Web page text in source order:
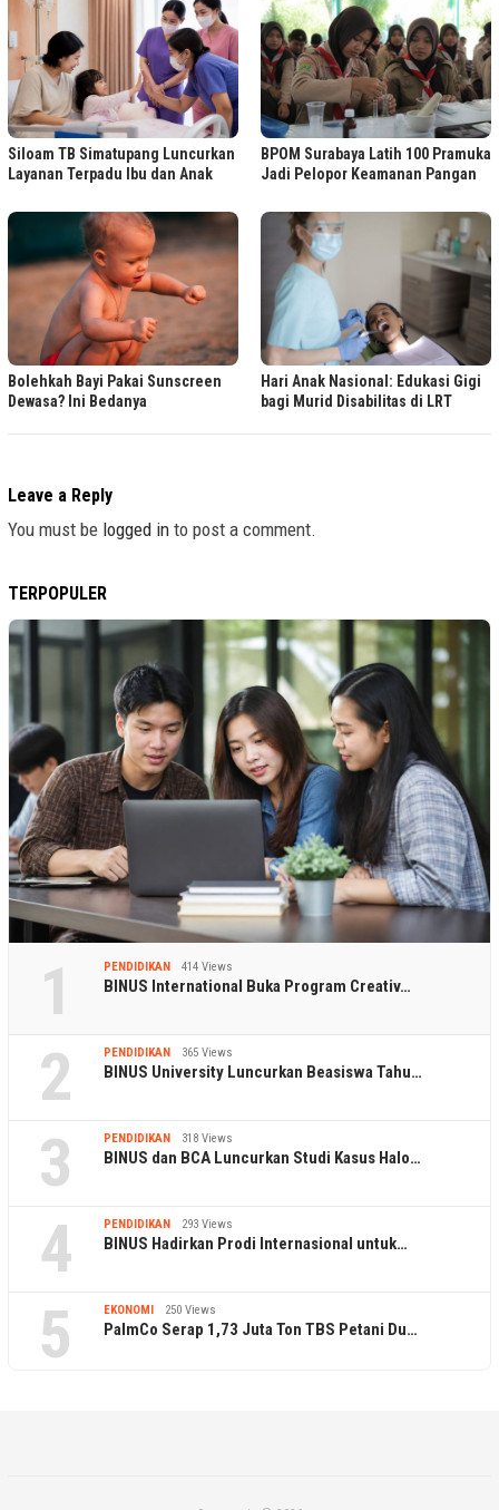
Siloam TB Simatupang Luncurkan
Layanan Terpadu Ibu dan Anak
BPOM Surabaya Latih 100 Pramuka
Jadi Pelopor Keamanan Pangan
Bolehkah Bayi Pakai Sunscreen
Dewasa? Ini Bedanya
Hari Anak Nasional: Edukasi Gigi
bagi Murid Disabilitas di LRT
Leave a Reply
You must be logged in to post a comment.
TERPOPULER
1 PENDIDIKAN 414 Views
BINUS International Buka Program Creativ…
2 PENDIDIKAN 365 Views
BINUS University Luncurkan Beasiswa Tahu…
3 PENDIDIKAN 318 Views
BINUS dan BCA Luncurkan Studi Kasus Halo…
4 PENDIDIKAN 293 Views
BINUS Hadirkan Prodi Internasional untuk…
5 EKONOMI 250 Views
PalmCo Serap 1,73 Juta Ton TBS Petani Du…